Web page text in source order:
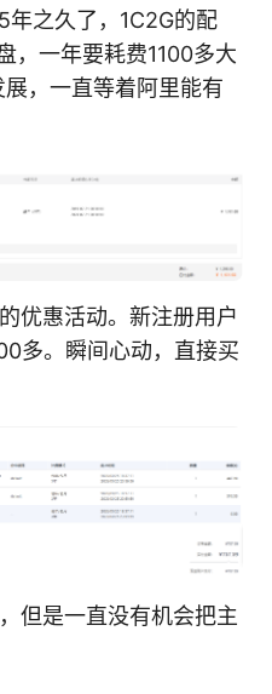
年之久了，1C2G的配
，一年要耗费1100多大
，一直等着阿里能有
优惠活动。新注册用户
多。瞬间心动，直接买
但是一直没有机会把主